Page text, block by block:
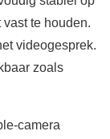
te houden.
videogesprek.
zoals
camera